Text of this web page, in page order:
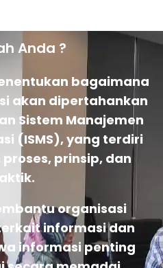
Anda ?
bagaimana
akan dipertahankan
Sistem Manajemen
(ISMS), yang terdiri
prinsip, dan
organisasi
informasi dan
informasi penting